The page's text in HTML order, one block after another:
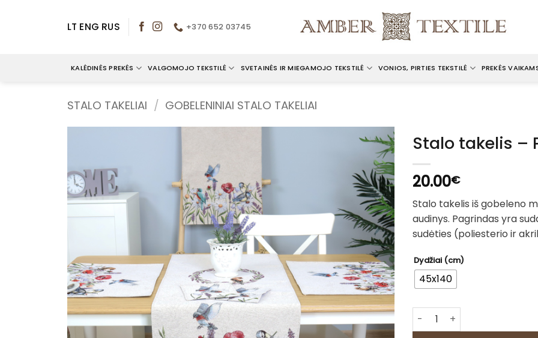
LT ENG RUS +370 652 03745
KALĖDINĖS PREKĖS VALGOMOJO TEKSTILĖ SVETAINĖS IR MIEGAMOJO TEKSTILĖ VONIOS, PIRTIES TEKSTILĖ PREKĖS
STALO TAKELIAI / GOBELENINIAI STALO TAKELIAI
Stalo takelis –
20.00€
Stalo takelis iš gobeleno
audinys. Pagrindas yra
sudėties (poliesterio ir
Dydžiai (cm)
45x140
produkto kiekis: Stalo